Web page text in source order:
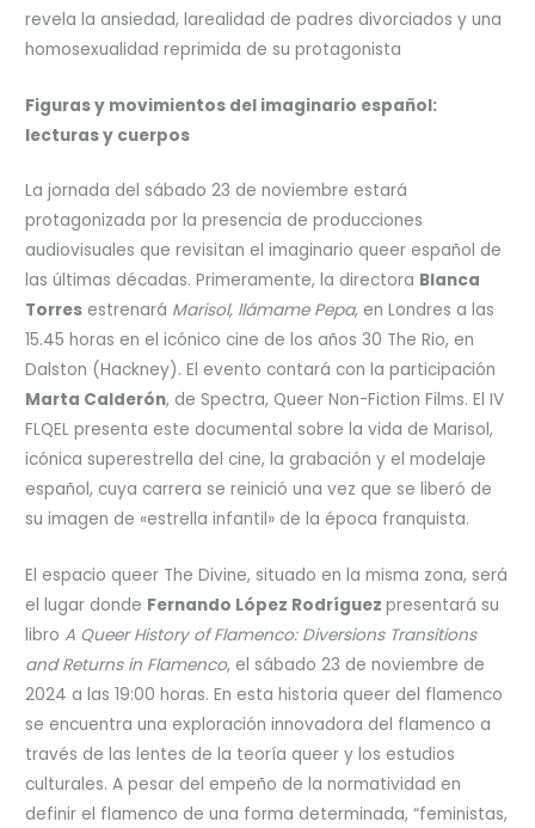
revela la ansiedad, larealidad de padres divorciados y una
homosexualidad reprimida de su protagonista
Figuras y movimientos del imaginario español:
lecturas y cuerpos
La jornada del sábado 23 de noviembre estará
protagonizada por la presencia de producciones
audiovisuales que revisitan el imaginario queer español de
las últimas décadas. Primeramente, la directora Blanca
Torres estrenará Marisol, llámame Pepa, en Londres a las
15.45 horas en el icónico cine de los años 30 The Rio, en
Dalston (Hackney). El evento contará con la participación
Marta Calderón, de Spectra, Queer Non-Fiction Films. El IV
FLQEL presenta este documental sobre la vida de Marisol,
icónica superestrella del cine, la grabación y el modelaje
español, cuya carrera se reinició una vez que se liberó de
su imagen de «estrella infantil» de la época franquista.
El espacio queer The Divine, situado en la misma zona, será
el lugar donde Fernando López Rodríguezpresentará su
libroA Queer History of Flamenco: Diversions Transitions
and Returns in Flamenco, el sábado 23 de noviembre de
2024 a las 19:00 horas. En esta historia queer del flamenco
se encuentra una exploración innovadora del flamenco a
través de las lentes de la teoría queer y los estudios
culturales. A pesar del empeño de la normatividad en
definir el flamenco de una forma determinada, “feministas,